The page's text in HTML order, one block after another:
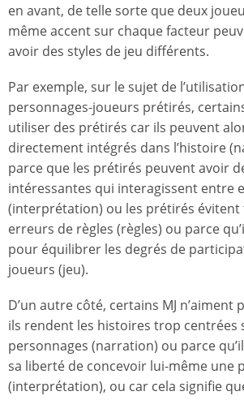
en avant, de telle sorte que deux
même accent sur chaque facteur
avoir des styles de jeu différents.
Par exemple, sur le sujet de
personnages-joueurs prétirés,
utiliser des prétirés car ils peuvent
directement intégrés dans l’histoire
parce que les prétirés peuvent avoir
intéressantes qui interagissent entre
(interprétation) ou les prétirés évitent
erreurs de règles (règles) ou parce
pour équilibrer les degrés de
joueurs (jeu).
D’un autre côté, certains MJ n’aiment
ils rendent les histoires trop centrées
personnages (narration) ou parce
sa liberté de concevoir lui-même une
(interprétation), ou car cela signifie